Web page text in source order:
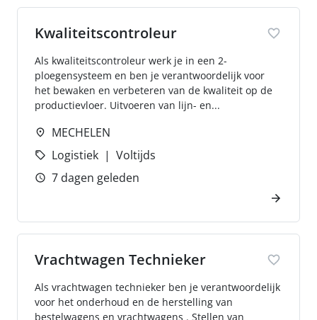
Kwaliteitscontroleur
Als kwaliteitscontroleur werk je in een 2-
ploegensysteem en ben je verantwoordelijk voor
het bewaken en verbeteren van de kwaliteit op de
productievloer. Uitvoeren van lijn- en...
MECHELEN
Logistiek
Voltijds
7 dagen geleden
Vrachtwagen Technieker
Als vrachtwagen technieker ben je verantwoordelijk
voor het onderhoud en de herstelling van
bestelwagens en vrachtwagens . Stellen van